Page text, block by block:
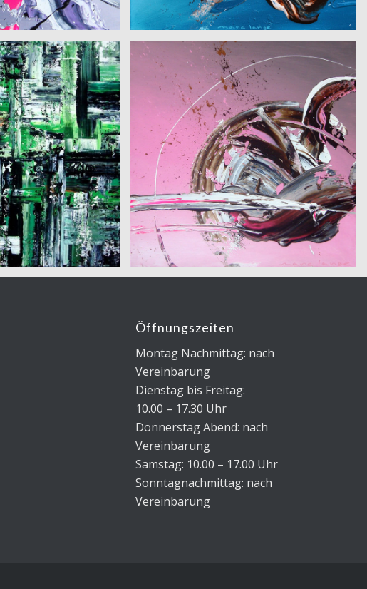
Öffnungszeiten
Montag Nachmittag: nach
Vereinbarung
Dienstag bis Freitag:
10.00 – 17.30 Uhr
Donnerstag Abend: nach
Vereinbarung
Samstag: 10.00 – 17.00 Uhr
Sonntagnachmittag: nach
Vereinbarung